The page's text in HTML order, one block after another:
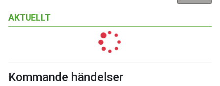
AKTUELLT
Kommande händelser